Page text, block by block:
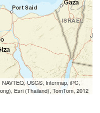
USGS, Intermap, iPC,
Esri (Thailand), TomTom, 2012